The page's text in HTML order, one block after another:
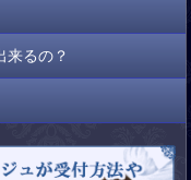
お問い合わせは、下
で、ご予約時間の5～
。
るの？
が可能となります。3
くか、分かれての鑑定
、必要であればペン
。